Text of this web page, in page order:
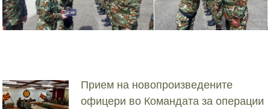
Прием на новопроизведените
офицери во Командата за операции